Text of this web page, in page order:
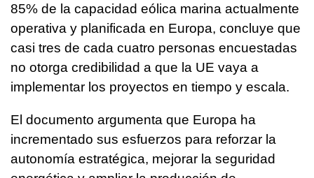
85% de la capacidad eólica marina actualmente
operativa y planificada en Europa, concluye que
casi tres de cada cuatro personas encuestadas
no otorga credibilidad a que la UE vaya a
implementar los proyectos en tiempo y escala.
El documento argumenta que Europa ha
incrementado sus esfuerzos para reforzar la
autonomía estratégica, mejorar la seguridad